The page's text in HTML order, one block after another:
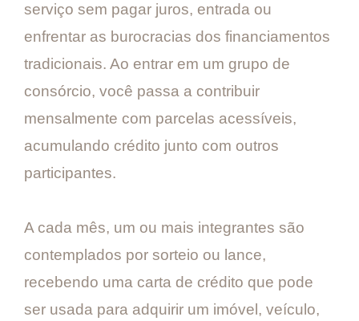
serviço sem pagar juros, entrada ou
enfrentar as burocracias dos financiamentos
tradicionais. Ao entrar em um grupo de
consórcio, você passa a contribuir
mensalmente com parcelas acessíveis,
acumulando crédito junto com outros
participantes.
A cada mês, um ou mais integrantes são
contemplados por sorteio ou lance,
recebendo uma carta de crédito que pode
ser usada para adquirir um imóvel, veículo,